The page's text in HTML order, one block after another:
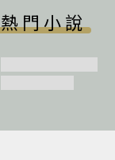
熱門小說